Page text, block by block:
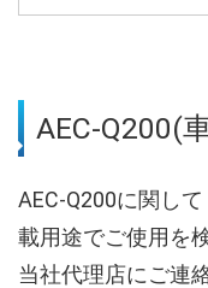
AEC-Q200(
AEC-Q200に関し
載用途でご使用を
当社代理店にご連